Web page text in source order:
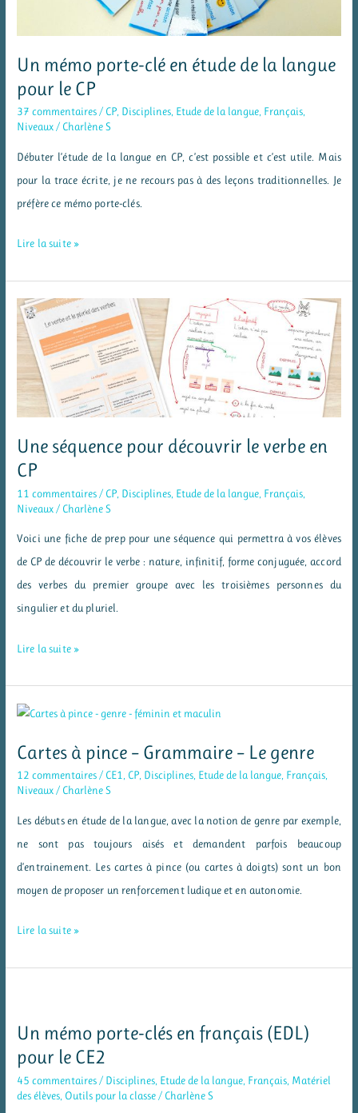
Un mémo porte-clé en étude de la langue
pour le CP
37 commentaires/ CP, Disciplines, Etude de la langue, Français,
Niveaux/ Charlène S
Débuter l’étude de la langue en CP, c’est possible et c’est utile. Mais
pour la trace écrite, je ne recours pas à des leçons traditionnelles. Je
préfère ce mémo porte-clés.
Un
clé
en
étude
de
la
pour
le
CP
Lire la suite »
Une séquence pour découvrir le verbe en
CP
11 commentaires / CP Disciplines Etude de la langue Français
Niveaux / Charlène S
Voici une fiche de prep pour une séquence qui permettra à vos élèves
de CP de découvrir le verbe : nature, infinitif, forme conjuguée, accord
des verbes du premier groupe avec les troisièmes personnes du
singulier et du pluriel.
Une
découvrir
verbe
en
Lire la suite »
Cartes à pince – Grammaire – Le genre
12 commentaires/ CE1, CP, Disciplines, Etude de la langue, Français,
Niveaux/ Charlène S
Les débuts en étude de la langue, avec la notion de genre par exemple,
ne sont pas toujours aisés et demandent parfois beaucoup
d’entrainement. Les cartes à pince (ou cartes à doigts) sont un bon
moyen de proposer un renforcement ludique et en autonomie.
Cartes
Le
genre
Lire la suite »
Un mémo porte-clés en français (EDL)
pour le CE2
45 commentaires / Disciplines Etude de la langue Français Matériel
des élèves Outils pour la classe / Charlène S